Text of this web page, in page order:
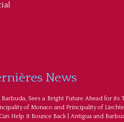
News
Sees a Bright Future Ahead for its
of Monaco and Principality of
Help it Bounce Back| Antigua and